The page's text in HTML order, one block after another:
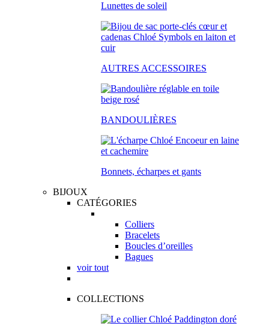
Lunettes de soleil
AUTRES ACCESSOIRES
BANDOULIÈRES
Bonnets, écharpes et gants
BIJOUX
CATÉGORIES
Colliers
Bracelets
Boucles d’oreilles
Bagues
voir tout
COLLECTIONS